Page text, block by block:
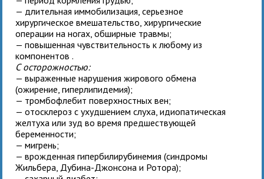
— длительная иммобилизация, серьезное
хирургическое вмешательство, хирургические
операции на ногах, обширные травмы;
— повышенная чувствительность к любому из
компонентов.
С осторожностью:
— выраженные нарушения жирового обмена
(ожирение, гиперлипидемия);
— тромбофлебит поверхностных вен;
— отосклероз с ухудшением слуха, идиопатическая
желтуха или зуд во время предшествующей
беременности;
— мигрень;
— врожденная гипербилирубинемия (синдромы
Жильбера, Дубина-Джонсона и Ротора);